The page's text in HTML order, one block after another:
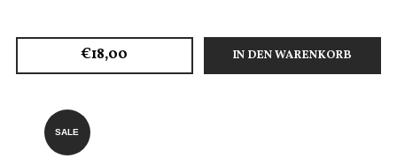
€18,00 IN DEN WARENKORB
SALE